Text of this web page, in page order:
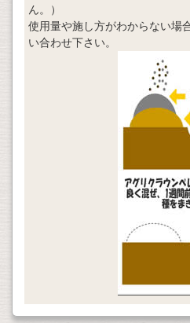
ん。）
使用量や施し方がわからない場
い合わせ下さい。